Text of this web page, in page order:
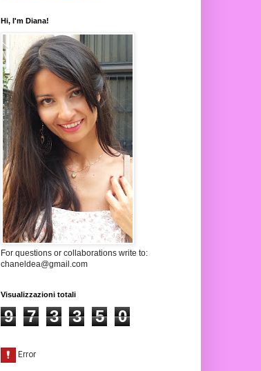
Hi, I'm Diana!
For questions or collaborations write to:
chaneldea@gmail.com
Visualizzazioni totali
9 7 3 3 5 0